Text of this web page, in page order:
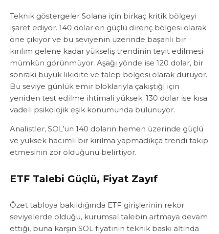
Teknik göstergeler Solana için birkaç kritik bölgeyi
işaret ediyor. 140 dolar en güçlü direnç bölgesi olarak
öne çıkıyor ve bu seviyenin üzerinde başarılı bir
kırılım gelene kadar yükseliş trendinin teyit edilmesi
mümkün görünmüyor. Aşağı yönde ise 120 dolar, bir
sonraki büyük likidite ve talep bölgesi olarak duruyor.
Bu seviye günlük emir bloklarıyla çakıştığı için
yeniden test edilme ihtimali yüksek. 130 dolar ise kısa
vadeli psikolojik eşik konumunda bulunuyor.
Analistler, SOL’un 140 doların hemen üzerinde güçlü
ve yüksek hacimli bir kırılma yapmadıkça trendi takip
etmesinin zor olduğunu belirtiyor.
ETF Talebi Güçlü, Fiyat Zayıf
Özet tabloya bakıldığında ETF girişlerinin rekor
seviyelerde olduğu, kurumsal talebin artmaya devam
ettiği, buna karşın SOL fiyatının teknik baskı altında